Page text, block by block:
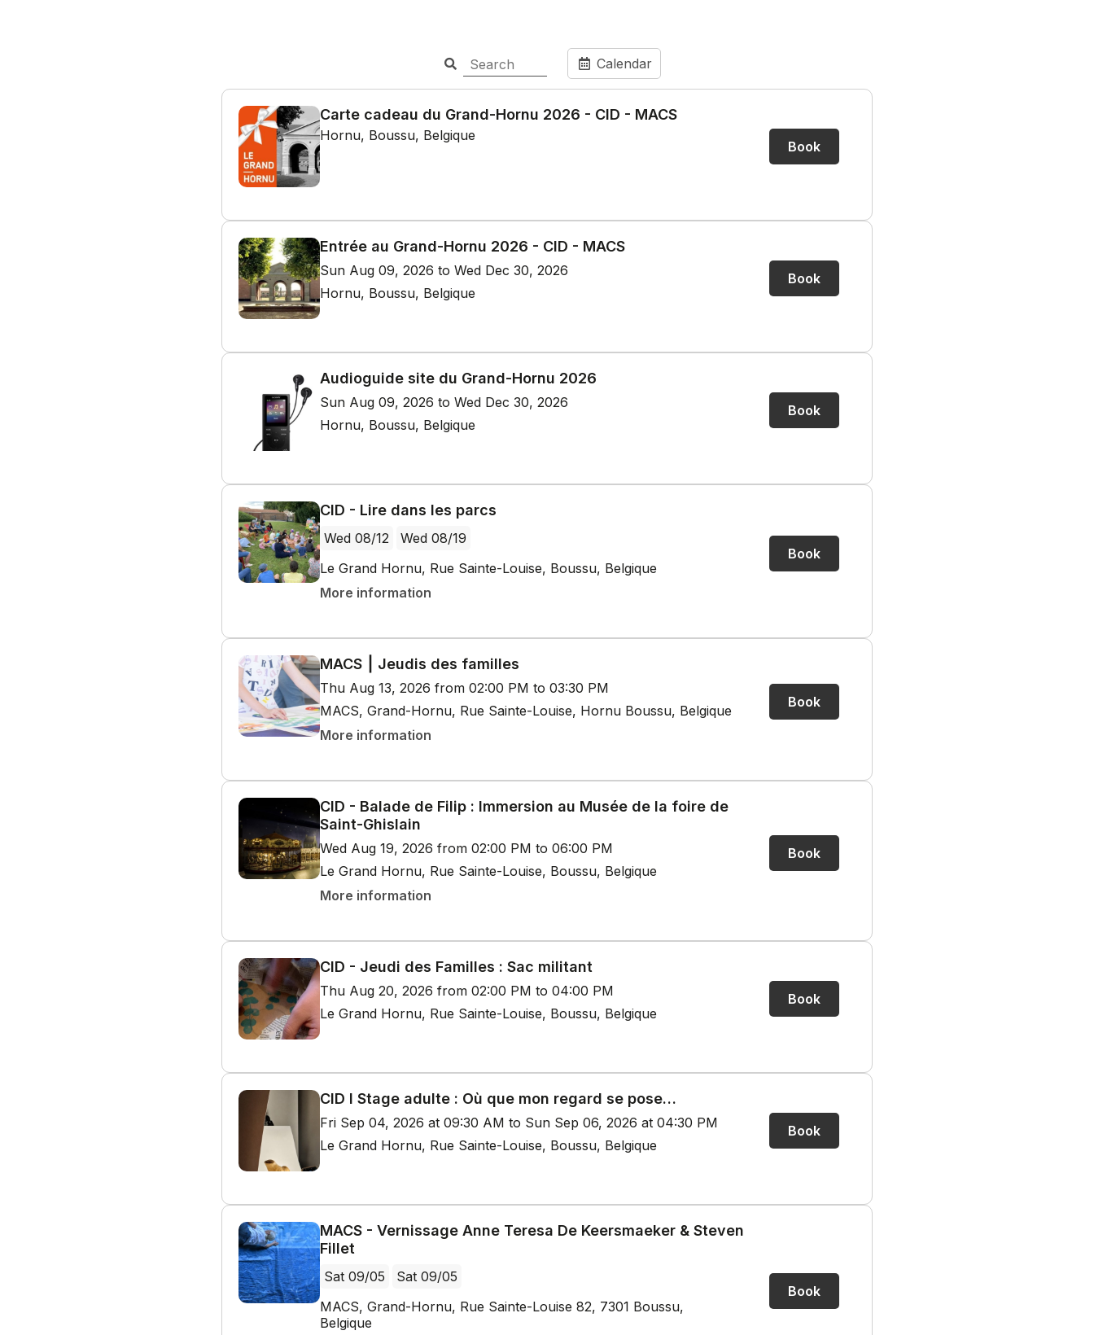
Calendar
Carte cadeau du Grand-Hornu 2026 - CID - MACS
Hornu, Boussu, Belgique
Book
Entrée au Grand-Hornu 2026 - CID - MACS
Sun Aug 09, 2026 to Wed Dec 30, 2026
Hornu, Boussu, Belgique
Book
Audioguide site du Grand-Hornu 2026
Sun Aug 09, 2026 to Wed Dec 30, 2026
Hornu, Boussu, Belgique
Book
CID - Lire dans les parcs
Wed 08/12
Wed 08/19
Le Grand Hornu, Rue Sainte-Louise, Boussu, Belgique
More information
Book
MACS ⎮ Jeudis des familles
Thu Aug 13, 2026 from 02:00 PM to 03:30 PM
MACS, Grand-Hornu, Rue Sainte-Louise, Hornu Boussu, Belgique
More information
Book
CID - Balade de Filip : Immersion au Musée de la foire de
Saint-Ghislain
Wed Aug 19, 2026 from 02:00 PM to 06:00 PM
Le Grand Hornu, Rue Sainte-Louise, Boussu, Belgique
More information
Book
CID - Jeudi des Familles : Sac militant
Thu Aug 20, 2026 from 02:00 PM to 04:00 PM
Le Grand Hornu, Rue Sainte-Louise, Boussu, Belgique
Book
CID I Stage adulte : Où que mon regard se pose…
Fri Sep 04, 2026 at 09:30 AM to Sun Sep 06, 2026 at 04:30 PM
Le Grand Hornu, Rue Sainte-Louise, Boussu, Belgique
Book
MACS - Vernissage Anne Teresa De Keersmaeker & Steven
Fillet
Sat 09/05
Sat 09/05
MACS, Grand-Hornu, Rue Sainte-Louise 82, 7301 Boussu,
Belgique
Book